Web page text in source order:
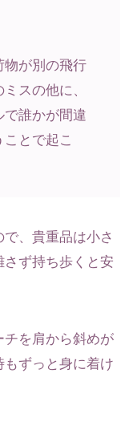
物が別の飛行
スの他に、
誰かが間違
とで起こ
、貴重品は小さ
ず持ち歩くと安
を肩から斜めが
ずっと身に着け